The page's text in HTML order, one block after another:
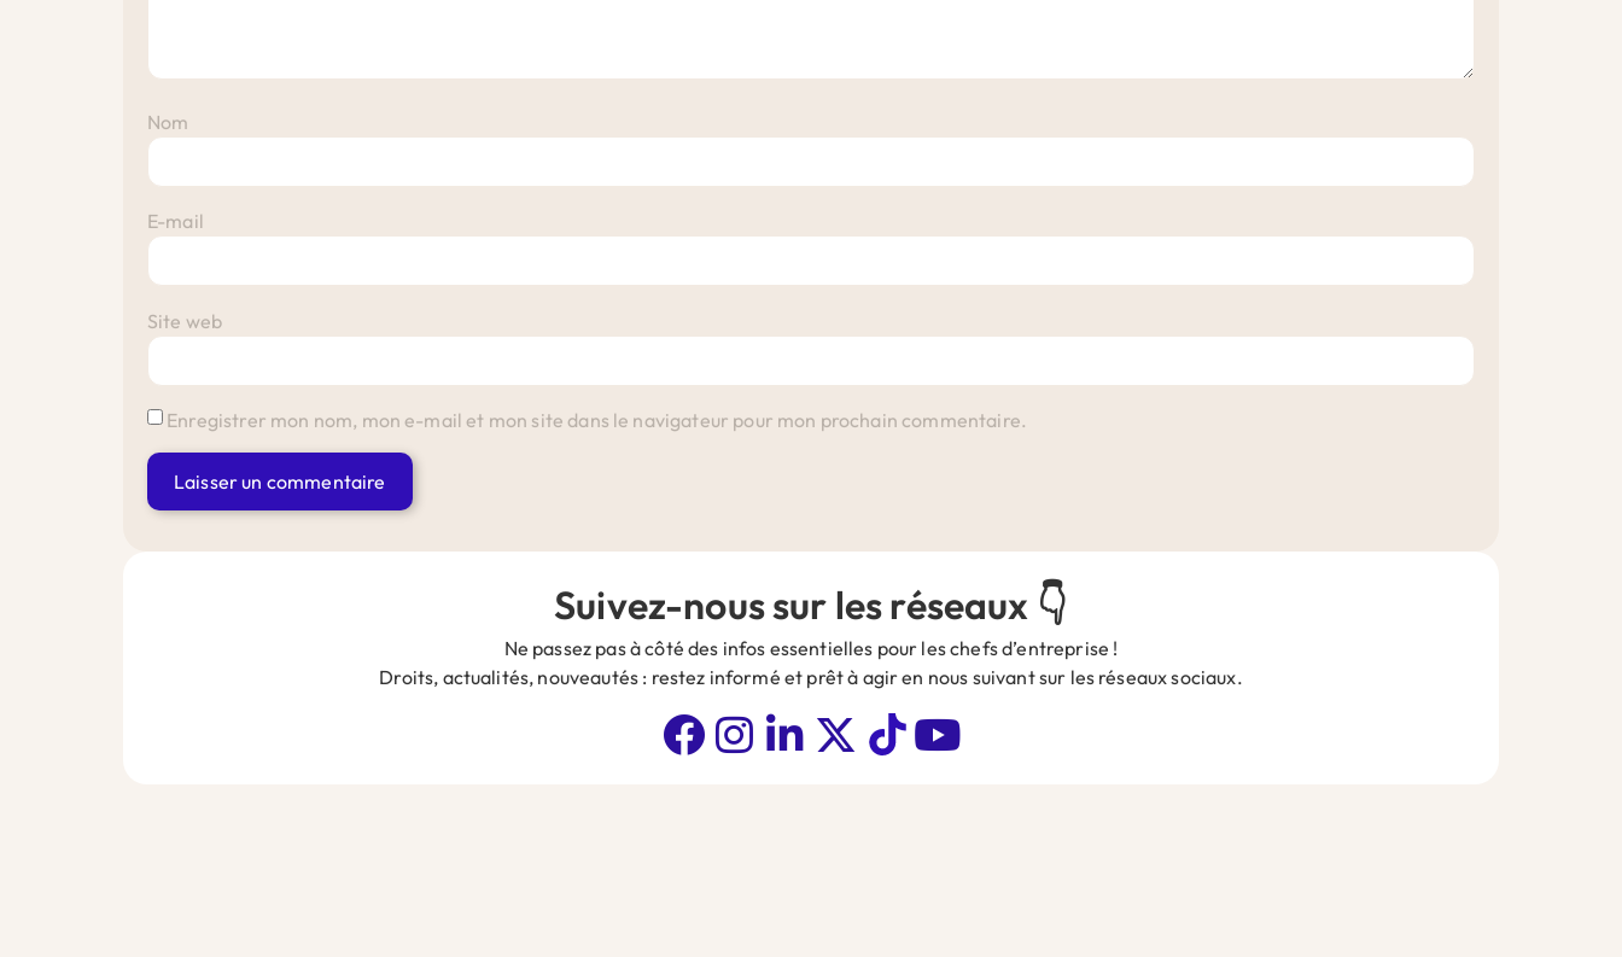
Nom
E-mail
Site web
Enregistrer mon nom, mon e-mail et mon site dans le navigateur pour mon prochain commentaire.
Suivez-nous sur les réseaux 👇
Ne passez pas à côté des infos essentielles pour les chefs d’entreprise !
Droits, actualités, nouveautés : restez informé et prêt à agir en nous suivant sur les réseaux sociaux.